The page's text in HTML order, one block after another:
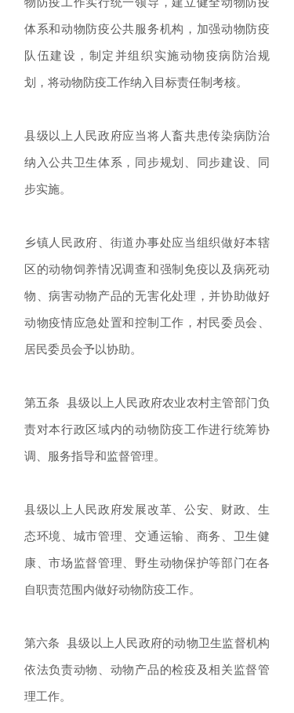
体系和动物防疫公共服务机构，加强动物防疫
队伍建设，制定并组织实施动物疫病防治规
划，将动物防疫工作纳入目标责任制考核。
县级以上人民政府应当将人畜共患传染病防治
纳入公共卫生体系，同步规划、同步建设、同
步实施。
乡镇人民政府、街道办事处应当组织做好本辖
区的动物饲养情况调查和强制免疫以及病死动
物、病害动物产品的无害化处理，并协助做好
动物疫情应急处置和控制工作，村民委员会、
居民委员会予以协助。
第五条 县级以上人民政府农业农村主管部门负
责对本行政区域内的动物防疫工作进行统筹协
调、服务指导和监督管理。
县级以上人民政府发展改革、公安、财政、生
态环境、城市管理、交通运输、商务、卫生健
康、市场监督管理、野生动物保护等部门在各
自职责范围内做好动物防疫工作。
第六条 县级以上人民政府的动物卫生监督机构
依法负责动物、动物产品的检疫及相关监督管
理工作。